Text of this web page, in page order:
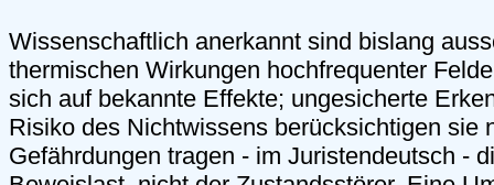
Wissenschaftlich anerkannt sind bislang
thermischen Wirkungen hochfrequenter
sich auf bekannte Effekte; ungesicherte
Risiko des Nichtwissens berücksichtigen sie
Gefährdungen tragen - im Juristendeutsch -